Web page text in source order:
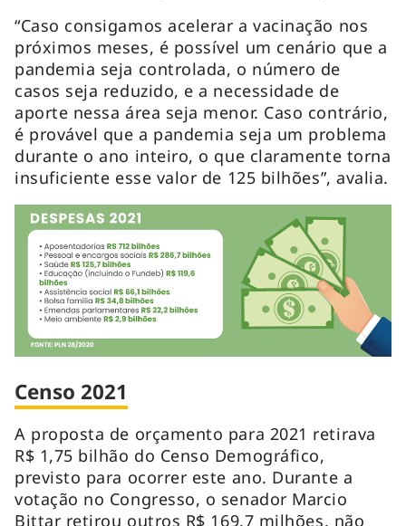
“Caso consigamos acelerar a vacinação nos
próximos meses, é possível um cenário que a
pandemia seja controlada, o número de
casos seja reduzido, e a necessidade de
aporte nessa área seja menor. Caso contrário,
é provável que a pandemia seja um problema
durante o ano inteiro, o que claramente torna
insuficiente esse valor de 125 bilhões”, avalia.
Censo 2021
A proposta de orçamento para 2021 retirava
R$ 1,75 bilhão do Censo Demográfico,
previsto para ocorrer este ano. Durante a
votação no Congresso, o senador Marcio
Bittar retirou outros R$ 169,7 milhões, não